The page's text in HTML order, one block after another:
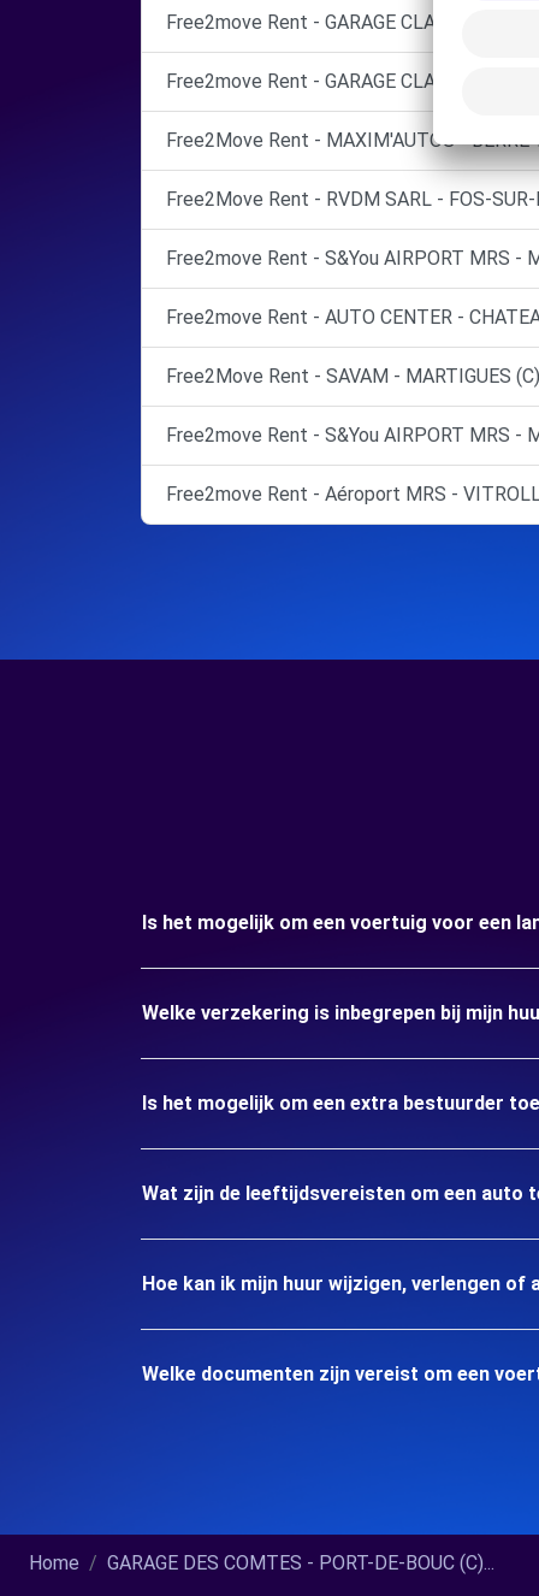
Free2move Rent - GARAGE CLAVEL -
Free2move Rent - GARAGE CLAVEL -
Free2Move Rent - MAXIM'AUTOS - BERRE-
Free2Move Rent - RVDM SARL - FOS-SUR-
Free2move Rent - S&You AIRPORT MRS -
Free2move Rent - AUTO CENTER -
Free2Move Rent - SAVAM - MARTIGUES (C)
Free2move Rent - S&You AIRPORT MRS -
Free2move Rent - Aéroport MRS -
Is het mogelijk om een voertuig voor een
Welke verzekering is inbegrepen bij mijn
Is het mogelijk om een extra bestuurder
Wat zijn de leeftijdsvereisten om een auto
Hoe kan ik mijn huur wijzigen, verlengen of
Welke documenten zijn vereist om een
Home GARAGE DES COMTES - PORT-DE-BOUC (C)...